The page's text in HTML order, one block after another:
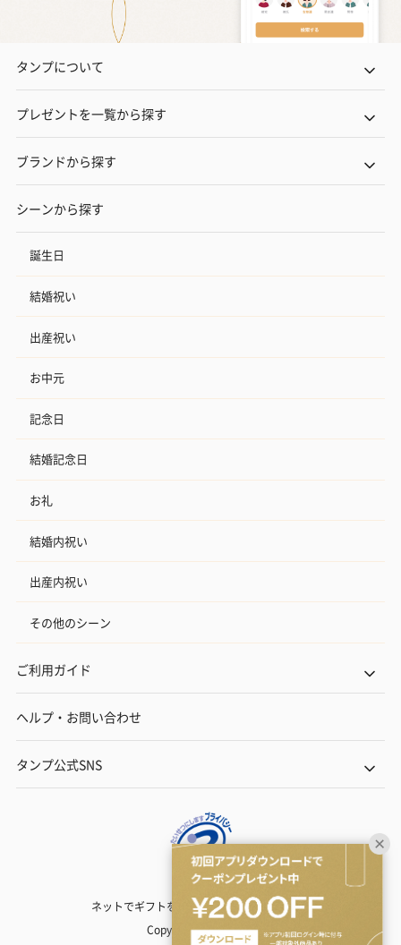
タンプについて
プレゼントを一覧から探す
ブランドから探す
シーンから探す
誕生日
結婚祝い
出産祝い
お中元
記念日
結婚記念日
お礼
結婚内祝い
出産内祝い
その他のシーン
ご利用ガイド
ヘルプ・お問い合わせ
タンプ公式SNS
ネットでギフトを贈るなら | TANP（タンプ）
Copyright© TANP Inc.